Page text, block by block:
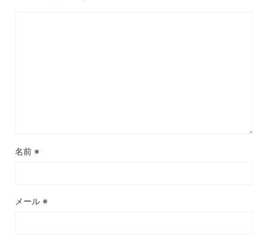
名前 ※
メール ※